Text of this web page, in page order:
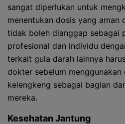
sangat diperlukan untuk
menentukan dosis yang aman
tidak boleh dianggap sebagai
profesional dan individu
terkait gula darah lainnya
dokter sebelum menggunakan
kelengkeng sebagai bagian
mereka.
Kesehatan Jantung